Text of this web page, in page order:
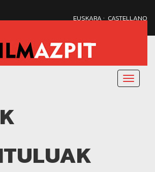
EUSKARA·CASTELLANO
Menu